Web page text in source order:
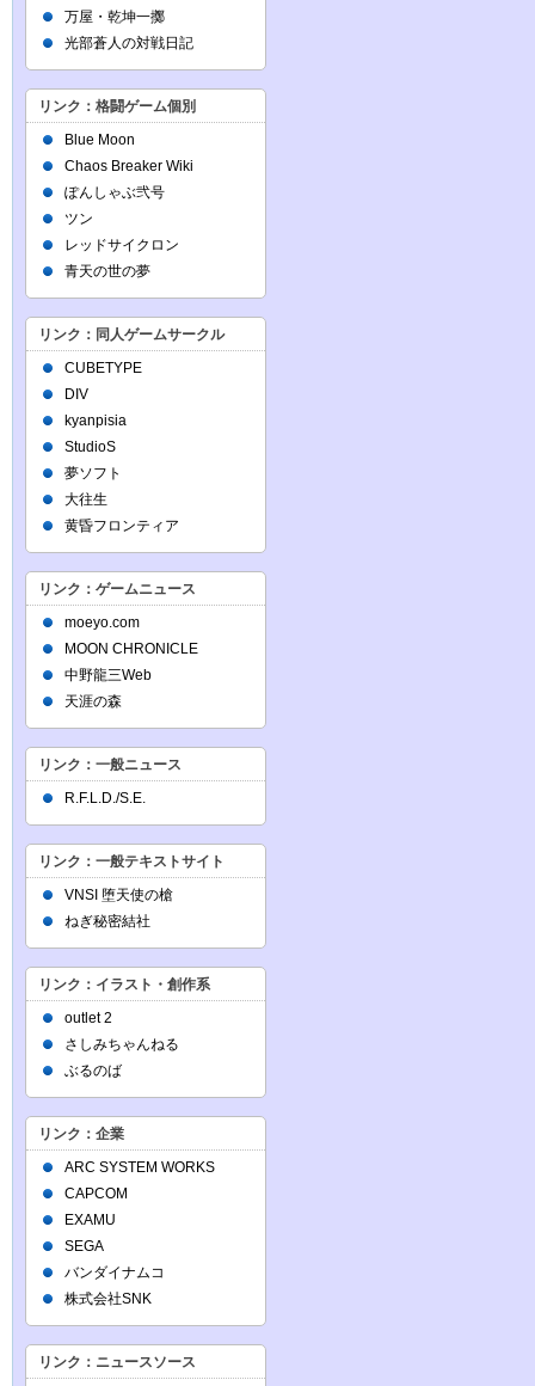
万屋・乾坤一擲
光部蒼人の対戦日記
リンク：格闘ゲーム個別
Blue Moon
Chaos Breaker Wiki
ぽんしゃぶ弐号
ツン
レッドサイクロン
青天の世の夢
リンク：同人ゲームサークル
CUBETYPE
DIV
kyanpisia
StudioS
夢ソフト
大往生
黄昏フロンティア
リンク：ゲームニュース
moeyo.com
MOON CHRONICLE
中野龍三Web
天涯の森
リンク：一般ニュース
R.F.L.D./S.E.
リンク：一般テキストサイト
VNSI 堕天使の槍
ねぎ秘密結社
リンク：イラスト・創作系
outlet 2
さしみちゃんねる
ぶるのば
リンク：企業
ARC SYSTEM WORKS
CAPCOM
EXAMU
SEGA
バンダイナムコ
株式会社SNK
リンク：ニュースソース